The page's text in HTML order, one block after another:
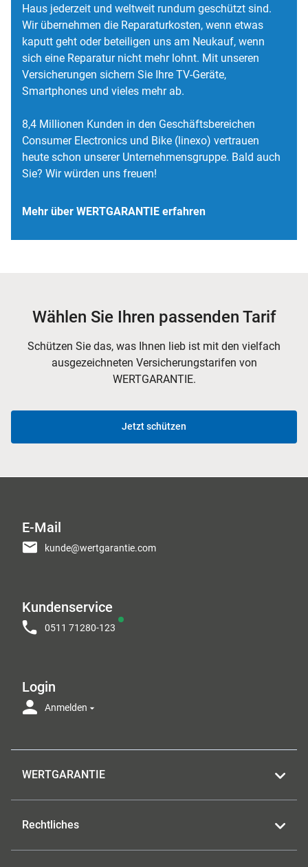
Haus jederzeit und weltweit rundum geschützt sind.
Wir übernehmen die Reparaturkosten, wenn etwas
kaputt geht oder beteiligen uns am Neukauf, wenn
sich eine Reparatur nicht mehr lohnt. Mit unseren
Versicherungen sichern Sie Ihre TV-Geräte,
Smartphones und vieles mehr ab.
8,4 Millionen Kunden in den Geschäftsbereichen
Consumer Electronics und Bike (linexo) vertrauen
heute schon unserer Unternehmensgruppe. Bald auch
Sie? Wir würden uns freuen!
Mehr über WERTGARANTIE erfahren
Wählen Sie Ihren passenden Tarif
Schützen Sie das, was Ihnen lieb ist mit den vielfach
ausgezeichneten Versicherungstarifen von
WERTGARANTIE.
Jetzt schützen
E-Mail
kunde@wertgarantie.com
Kundenservice
0511 71280-123
Login
Anmelden
WERTGARANTIE
Rechtliches